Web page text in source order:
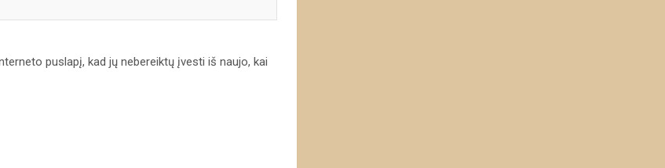
puslapį, kad jų nebereiktų įvesti iš naujo, kai